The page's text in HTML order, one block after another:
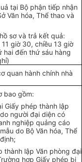
tại Bộ phận tiếp nhận
Văn hóa, Thể thao và
sơ và trả kết quả:
1 giờ 30, chiều 13 giờ
hai đến thứ sáu hàng
quan hành chính nhà
bao gồm:
Giấy phép thành lập
người đại diện có
nghiệp quảng cáo
do Bộ Văn hóa, Thể
thành lập Văn phòng đại
hợp Giấy phép bị